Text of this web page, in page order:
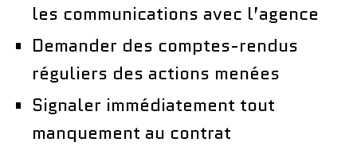
les communications avec l’agence
Demander des comptes-rendus
réguliers des actions menées
Signaler immédiatement tout
manquement au contrat